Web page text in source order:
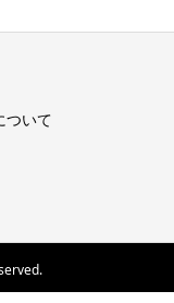
ついて
電話